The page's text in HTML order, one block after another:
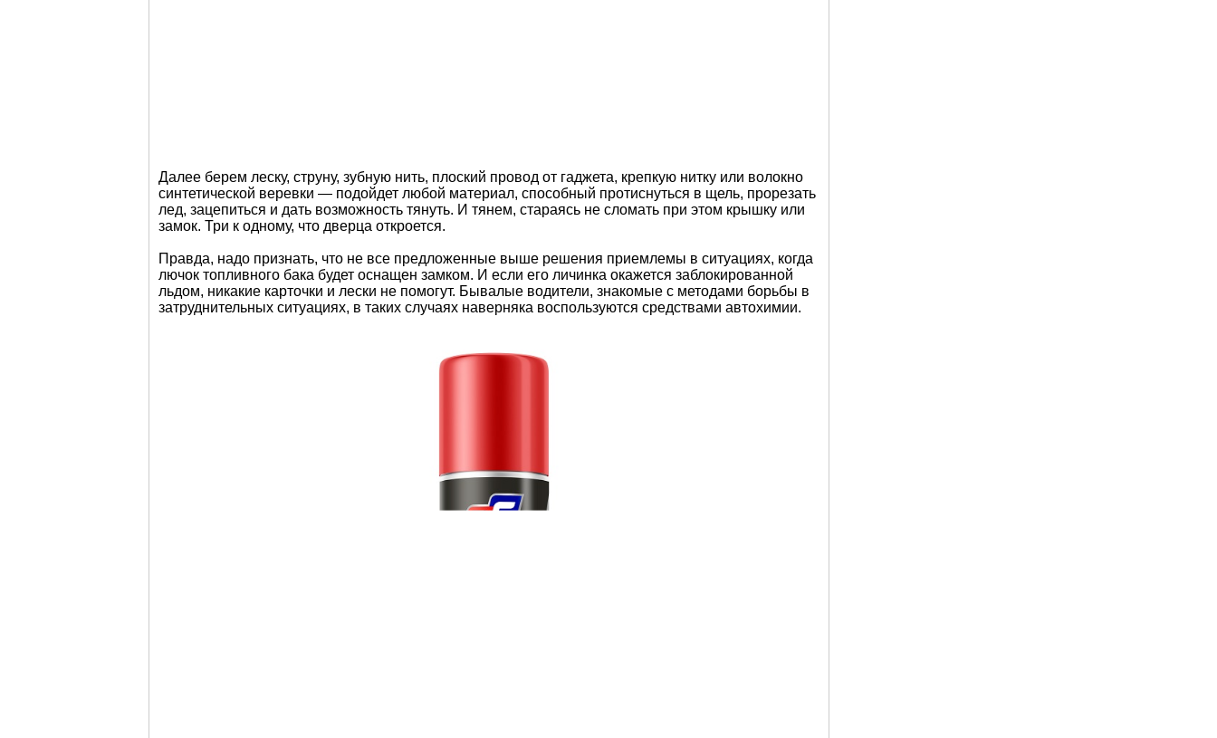
Далее берем леску, струну, зубную нить, плоский провод от гаджета, крепкую нитку или волокно
синтетической веревки — подойдет любой материал, способный протиснуться в щель, прорезать
лед, зацепиться и дать возможность тянуть. И тянем, стараясь не сломать при этом крышку или
замок. Три к одному, что дверца откроется.
Правда, надо признать, что не все предложенные выше решения приемлемы в ситуациях, когда
лючок топливного бака будет оснащен замком. И если его личинка окажется заблокированной
льдом, никакие карточки и лески не помогут. Бывалые водители, знакомые с методами борьбы в
затруднительных ситуациях, в таких случаях наверняка воспользуются средствами автохимии.